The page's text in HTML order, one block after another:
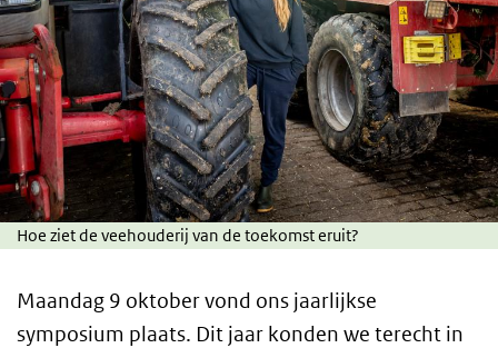
Hoe ziet de veehouderij van de toekomst eruit?
Maandag 9 oktober vond ons jaarlijkse
symposium plaats. Dit jaar konden we terecht in